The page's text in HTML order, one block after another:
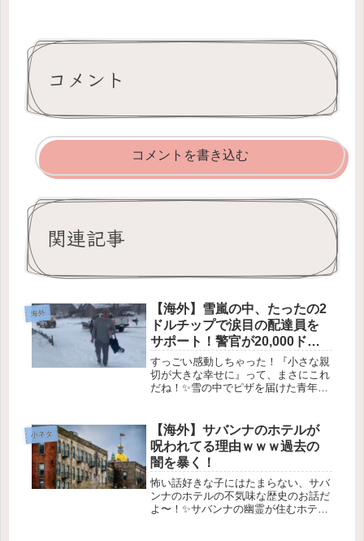
コメント
コメントを書き込む
関連記事
海外
【海外】雪嵐の中、たったの2
ドルチップで涙目の配達員を
サポート！警官が20,000ドル
超えの募金を集めた件ｗｗｗ
すっごい感動しちゃった！『小さな親
切が大きな幸せに』って、まさにこれ
だね！✨雪の中でピザを届けた青年が
ブラウンズバーグからお届けします！
雪が降る金曜日、あるピザ配達員...
小ネタ
【海外】サバンナのホテルが
呪われてる理由ｗｗｗ過去の
闇を暴く！
怖い話好きな子にはたまらない、サバ
ンナのホテルの不気味な歴史のお話だ
よ〜！✨サバンナの幽霊が住むホテル